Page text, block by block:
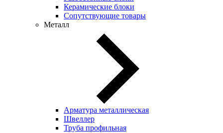
Керамические блоки
Сопутствующие товары
Металл
Арматура металлическая
Швеллер
Труба профильная